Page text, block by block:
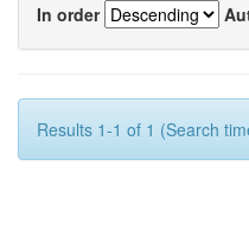
In order
Results 1-1 of 1 (Search